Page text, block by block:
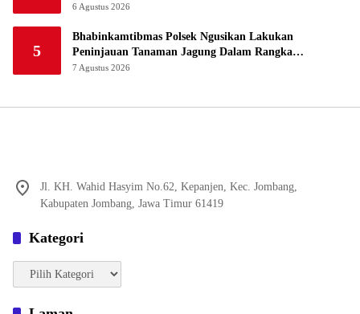
6 Agustus 2026
5
Bhabinkamtibmas Polsek Ngusikan Lakukan
Peninjauan Tanaman Jagung Dalam Rangka
Mendukung Ketahanan Pangan
7 Agustus 2026
Jl. KH. Wahid Hasyim No.62, Kepanjen, Kec. Jombang,
Kabupaten Jombang, Jawa Timur 61419
Kategori
Kategori